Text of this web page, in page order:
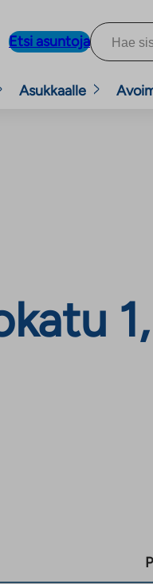
Etsi asuntoja
Asukkaalle